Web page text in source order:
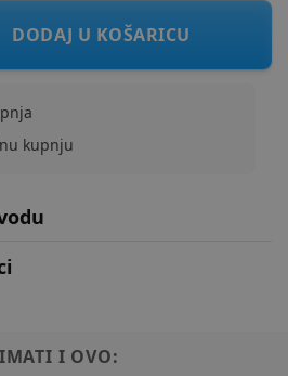
Zaštitna presvlaka za
DODAJ U KOŠARICU
kupnju
I OVO: